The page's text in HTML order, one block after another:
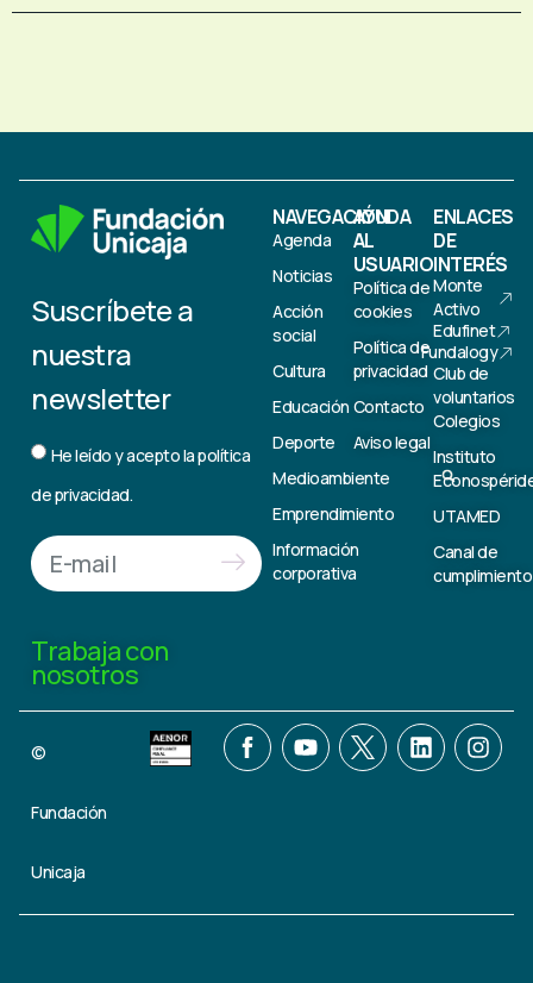
Suscríbete a
nuestra
newsletter
He leído y acepto lapolítica
de privacidad.
Trabaja con
nosotros
NAVEGACIÓN
Agenda
Noticias
Acción
social
Cultura
Educación
Deporte
Medioambiente
Emprendimiento
Información
corporativa
AYUDA
AL
USUARIO
Política de
cookies
Política de
privacidad
Contacto
Aviso legal
ENLACES
DE
INTERÉS
Monte
Activo
Edufinet
Fundalogy
Club de
voluntarios
Colegios
Instituto
UTAMED
Canal de
cumplimiento
©
Fundación
Unicaja